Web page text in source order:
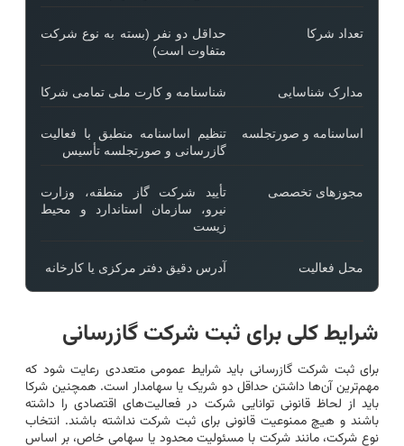
تعداد شرکا
حداقل دو نفر (بسته به نوع شرکت
متفاوت است)
مدارک شناسایی شناسنامه و کارت ملی تمامی شرکا
اساسنامه و صورتجلسه
تنظیم اساسنامه منطبق با فعالیت
گازرسانی و صورتجلسه تأسیس
مجوزهای تخصصی
تأیید شرکت گاز منطقه، وزارت
نیرو، سازمان استاندارد و محیط
زیست
محل فعالیت آدرس دقیق دفتر مرکزی یا کارخانه
شرایط کلی برای ثبت شرکت گازرسانی
برای ثبت شرکت گازرسانی باید شرایط عمومی متعددی رعایت شود که
مهم‌ترین آن‌ها داشتن حداقل دو شریک یا سهامدار است. همچنین شرکا
باید از لحاظ قانونی توانایی شرکت در فعالیت‌های اقتصادی را داشته
باشند و هیچ ممنوعیت قانونی برای ثبت شرکت نداشته باشند. انتخاب
نوع شرکت، مانند شرکت با مسئولیت محدود یا سهامی خاص، بر اساس